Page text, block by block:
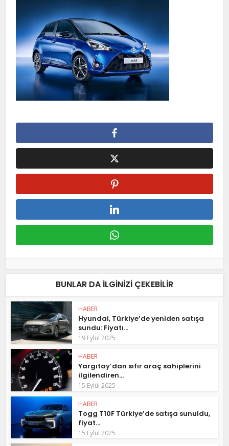
BUNLAR DA ILGINIZI ÇEKEBILIR
HABER
Hyundai, Türkiye’de yeniden satışa
sundu: Fiyatı...
19 Eylül 2025
HABER
Yargıtay’dan sıfır araç sahiplerini
ilgilendiren...
15 Eylül 2025
HABER
Togg T10F Türkiye’de satışa sunuldu,
fiyat...
15 Eylül 2025